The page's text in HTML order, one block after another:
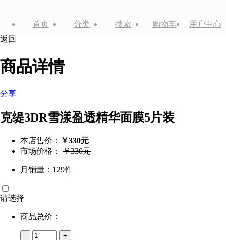
首页 分类 搜索 购物车
用户中心
返回
商品详情
分享
克缇3DR雪漾盈透精华面膜5片装
本店售价： ￥330元
市场价格： ￥330元
月销量：129件
请选择
商品总价：
- +